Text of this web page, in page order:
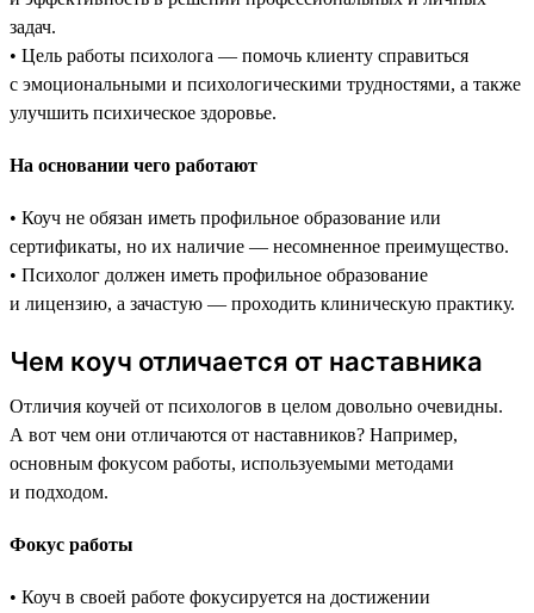
задач.
• Цель работы психолога — помочь клиенту справиться
с эмоциональными и психологическими трудностями, а также
улучшить психическое здоровье.
На основании чего работают
• Коуч не обязан иметь профильное образование или
сертификаты, но их наличие — несомненное преимущество.
• Психолог должен иметь профильное образование
и лицензию, а зачастую — проходить клиническую практику.
Чем коуч отличается от наставника
Отличия коучей от психологов в целом довольно очевидны.
А вот чем они отличаются от наставников? Например,
основным фокусом работы, используемыми методами
и подходом.
Фокус работы
• Коуч в своей работе фокусируется на достижении